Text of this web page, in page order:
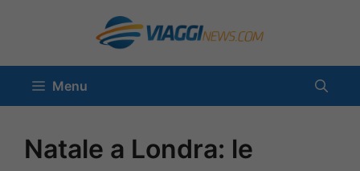
contenuto
Menu
Natale a Londra: le